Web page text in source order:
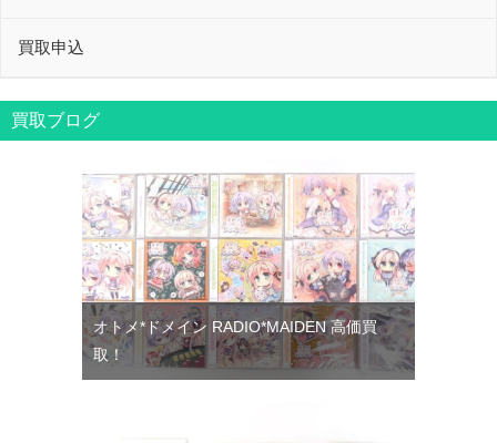
買取申込
買取ブログ
オトメ*ドメイン RADIO*MAIDEN 高価買
取！